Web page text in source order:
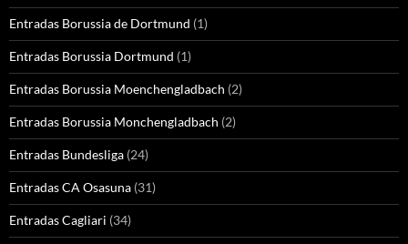
Entradas Borussia de Dortmund (1)
Entradas Borussia Dortmund (1)
Entradas Borussia Moenchengladbach (2)
Entradas Borussia Monchengladbach (2)
Entradas Bundesliga (24)
Entradas CA Osasuna (31)
Entradas Cagliari (34)